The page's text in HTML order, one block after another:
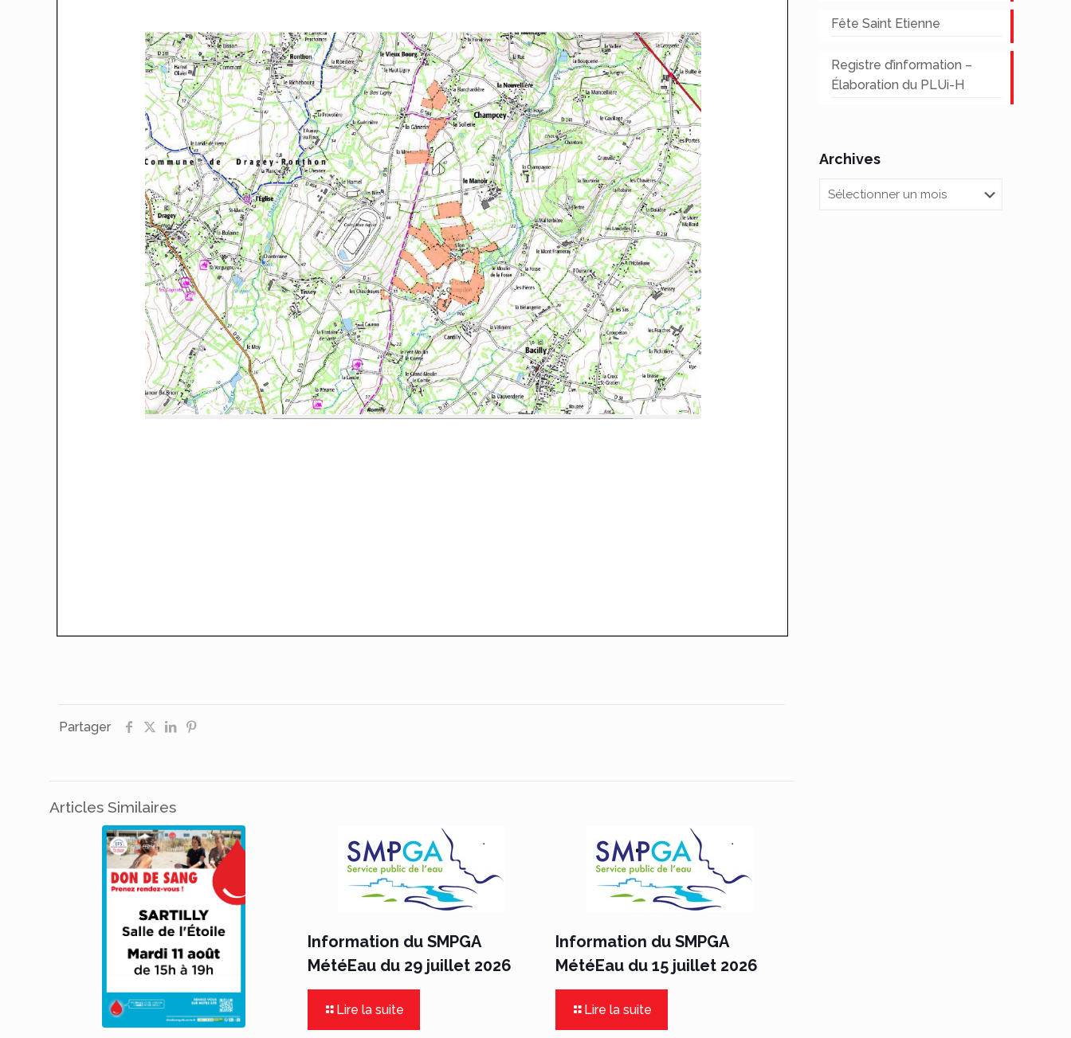
Partager
Articles Similaires
Information du SMPGA
MétéEau du 29 juillet 2026
Lire la suite
Information du SMPGA
MétéEau du 15 juillet 2026
Lire la suite
Fête Saint Etienne
Registre d’information –
Élaboration du PLUi-H
Archives
Archives